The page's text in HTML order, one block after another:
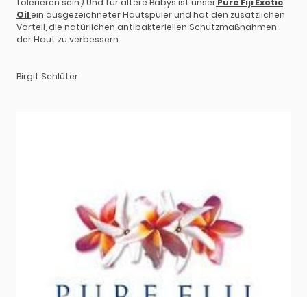
Oilein ausgezeichneter Hautspüler und hat den zusätzlichen
Vorteil, die natürlichen antibakteriellen Schutzmaßnahmen
der Haut zu verbessern.
Birgit Schlüter